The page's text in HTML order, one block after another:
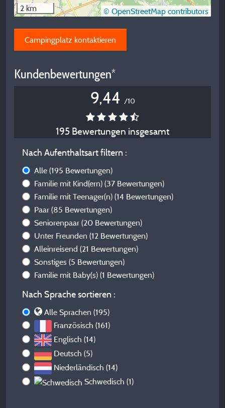
2 km © OpenStreetMap contributors
Campingplatz kontaktieren
Kundenbewertungen*
9,44 /10
195 Bewertungen insgesamt
Nach Aufenthaltsart filtern :
Alle (195 Bewertungen)
Familie mit Kind(ern) (37 Bewertungen)
Familie mit Teenager(n) (14 Bewertungen)
Paar (85 Bewertungen)
Seniorenpaar (20 Bewertungen)
Unter Freunden (12 Bewertungen)
Alleinreisend (21 Bewertungen)
Sonstiges (5 Bewertungen)
Familie mit Baby(s) (1 Bewertungen)
Nach Sprache sortieren :
Alle Sprachen (195)
Französisch (161)
Englisch (14)
Deutsch (5)
Niederländisch (14)
Schwedisch (1)